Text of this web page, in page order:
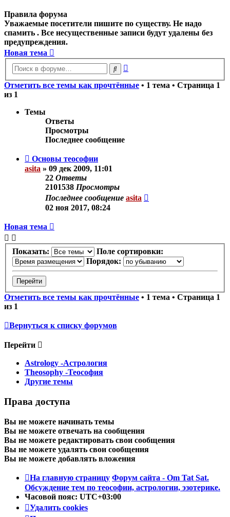
Правила форума
Уважаемые посетители пишите по существу. Не надо
спамить . Все несущественные записи будут удалены без
предупреждения.
Новая тема
Поиск
Отметить все темы как прочтённые • 1 тема • Страница 1
из 1
Темы
Ответы
Просмотры
Последнее сообщение
Основы теософии
asita » 09 дек 2009, 11:01
22 Ответы
2101538 Просмотры
Последнее сообщение asita
02 ноя 2017, 08:24
Новая тема
Показать:
Поле сортировки:
Порядок:
Отметить все темы как прочтённые • 1 тема • Страница 1
из 1
Вернуться к списку форумов
Перейти
Astrology -Астрология
Theosophy -Теософия
Другие темы
Права доступа
Вы не можете начинать темы
Вы не можете отвечать на сообщения
Вы не можете редактировать свои сообщения
Вы не можете удалять свои сообщения
Вы не можете добавлять вложения
На главную страницу Форум сайта - Om Tat Sat.
Обсуждение тем по теософии, астрологии, эзотерике.
Часовой пояс: UTC+03:00
Удалить cookies